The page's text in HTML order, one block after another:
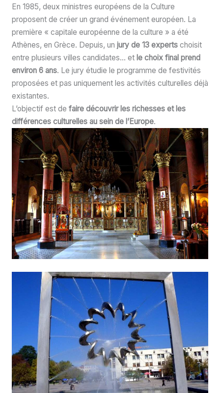
En 1985, deux ministres européens de la Culture
proposent de créer un grand événement européen. La
première « capitale européenne de la culture » a été
Athènes, en Grèce. Depuis, un jury de 13 expertschoisit
entre plusieurs villes candidates… et le choix final prend
environ 6 ans. Le jury étudie le programme de festivités
proposées et pas uniquement les activités culturelles déjà
existantes.
L’objectif est de faire découvrir les richesses et les
différences culturelles au sein de l’Europe.